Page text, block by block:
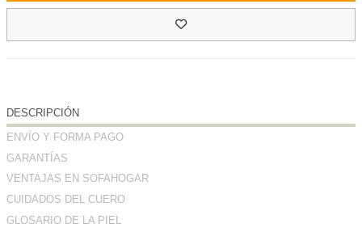
DESCRIPCIÓN
ENVÍO Y FORMA PAGO
GARANTÍAS
VENTAJAS EN SOFAHOGAR
CUIDADOS DEL CUERO
GLOSARIO DE LA PIEL